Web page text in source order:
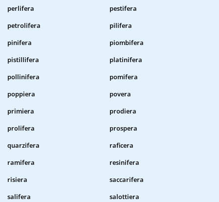
perlifera
pestifera
petrolifera
pilifera
pinifera
piombifera
pistillifera
platinifera
pollinifera
pomifera
poppiera
povera
primiera
prodiera
prolifera
prospera
quarzifera
raficera
ramifera
resinifera
risiera
saccarifera
salifera
salottiera